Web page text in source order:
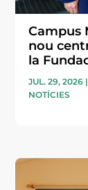
Campus
nou
la
JUL. 29, 2026
NOTÍCIES